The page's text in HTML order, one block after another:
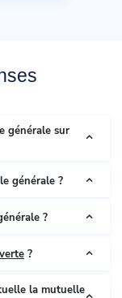
mutuelle générale ?
générale ?
?